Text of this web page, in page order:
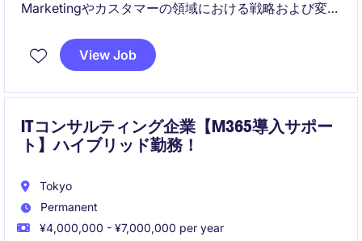
Marketingやカスタマーの領域における戦略および変革
のビジネス目標達成に貢献する役割を担います。プロ
フェッショナルサービス業界での経験を活かし、クラ
View Job
ITコンサルティング企業【M365導入サポー
ト】ハイブリッド勤務！
Tokyo
Permanent
¥4,000,000 - ¥7,000,000 per year